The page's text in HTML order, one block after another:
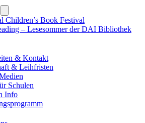
submenu
Children’s Book Festival
– Lesesommer der DAI Bibliothek
& Kontakt
& Leihfristen
Schulen
Info